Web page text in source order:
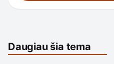
Daugiau šia tema